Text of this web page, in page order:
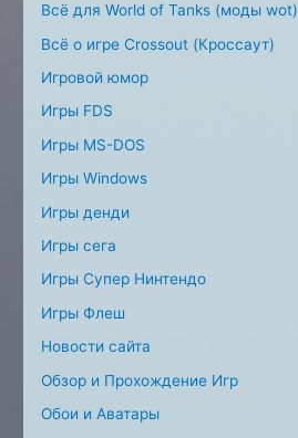
Всё для World of Tanks (моды wot)
Всё о игре Crossout (Кроссаут)
Игровой юмор
Игры FDS
Игры MS-DOS
Игры Windows
Игры денди
Игры сега
Игры Супер Нинтендо
Игры Флеш
Новости сайта
Обзор и Прохождение Игр
Обои и Аватары